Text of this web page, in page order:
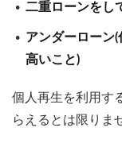
二重ローンをし
アンダーローン
高いこと)
個人再生を利用す
らえるとは限りま